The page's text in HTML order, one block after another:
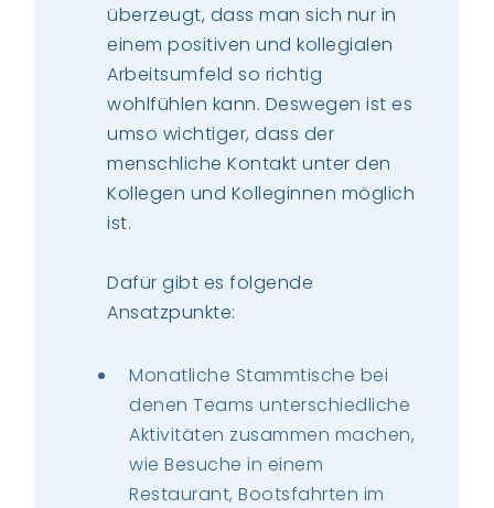
überzeugt, dass man sich nur in
einem positiven und kollegialen
Arbeitsumfeld so richtig
wohlfühlen kann. Deswegen ist es
umso wichtiger, dass der
menschliche Kontakt unter den
Kollegen und Kolleginnen möglich
ist.
Dafür gibt es folgende
Ansatzpunkte:
Monatliche Stammtische bei
denen Teams unterschiedliche
Aktivitäten zusammen machen,
wie Besuche in einem
Restaurant, Bootsfahrten im